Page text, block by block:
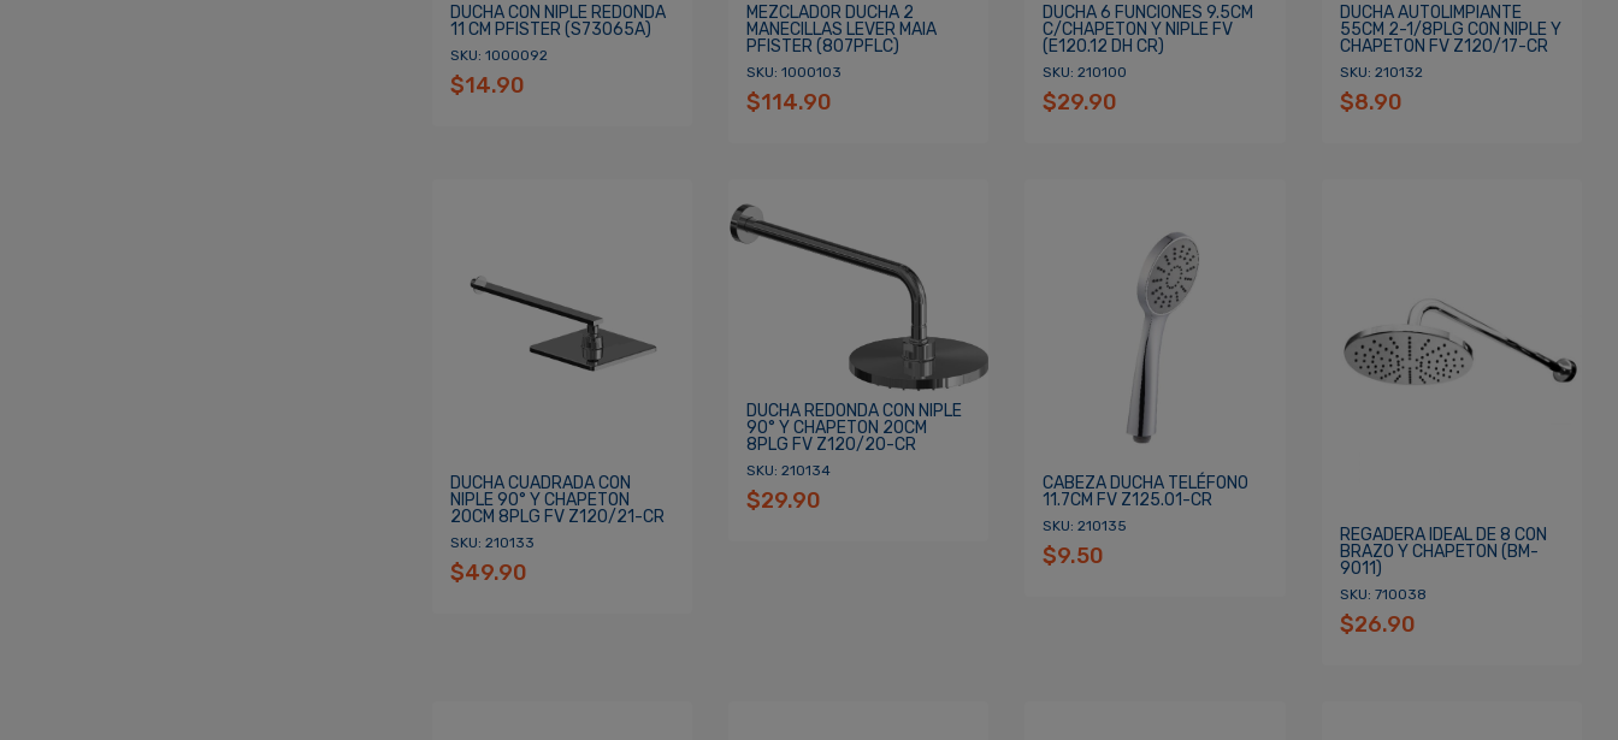
DUCHA CON NIPLE REDONDA
11 CM PFISTER (S73065A)
SKU: 1000092
$14.90
MEZCLADOR DUCHA 2
MANECILLAS LEVER MAIA
PFISTER (807PFLC)
SKU: 1000103
$114.90
DUCHA 6 FUNCIONES 9.5CM
C/CHAPETON Y NIPLE FV
(E120.12 DH CR)
SKU: 210100
$29.90
DUCHA AUTOLIMPIANTE
55CM 2-1/8PLG CON NIPLE Y
CHAPETON FV Z120/17-CR
SKU: 210132
$8.90
DUCHA CUADRADA CON
NIPLE 90° Y CHAPETON
20CM 8PLG FV Z120/21-CR
SKU: 210133
$49.90
DUCHA REDONDA CON NIPLE
90° Y CHAPETON 20CM
8PLG FV Z120/20-CR
SKU: 210134
$29.90
CABEZA DUCHA TELÉFONO
11.7CM FV Z125.01-CR
SKU: 210135
$9.50
REGADERA IDEAL DE 8 CON
BRAZO Y CHAPETON (BM-
9011)
SKU: 710038
$26.90